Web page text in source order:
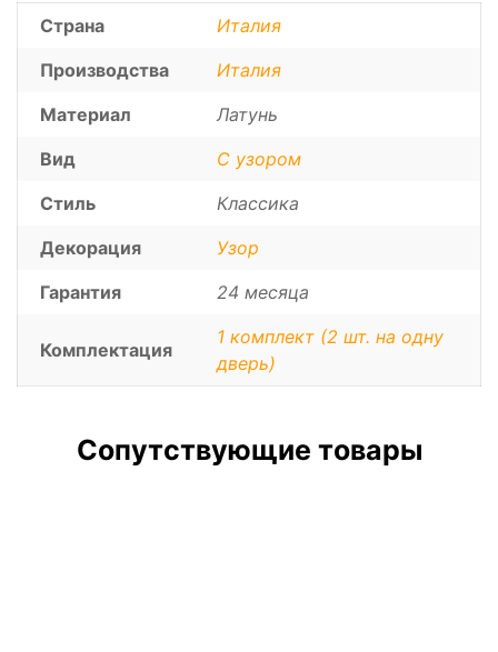
Страна
Италия
Производства
Италия
Материал
Латунь
Вид
С узором
Стиль
Классика
Декорация
Узор
Гарантия
24 месяца
Комплектация
1 комплект (2 шт. на одну
дверь)
Сопутствующие товары